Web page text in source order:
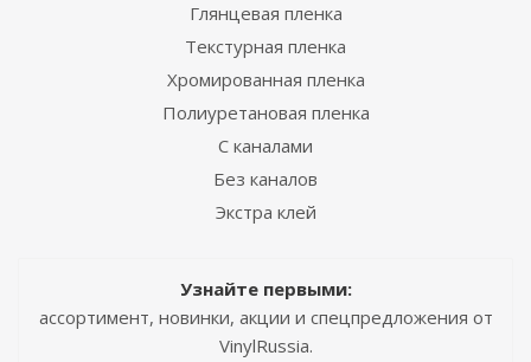
Глянцевая пленка
Текстурная пленка
Хромированная пленка
Полиуретановая пленка
С каналами
Без каналов
Экстра клей
Узнайте первыми:
ассортимент, новинки, акции и спецпредложения от
VinylRussia.